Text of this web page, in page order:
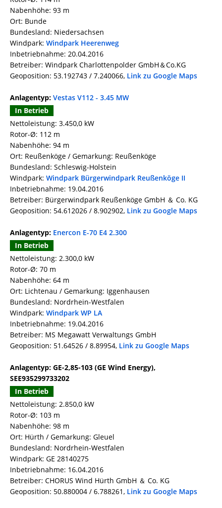
Nabenhöhe: 93 m
Ort: Bunde
Bundesland: Niedersachsen
Windpark: Windpark Heerenweg
Inbetriebnahme: 20.04.2016
Betreiber: Windpark Charlottenpolder GmbH＆Co.KG
Geoposition: 53.192743 / 7.240066, Link zu Google Maps
Anlagentyp: Vestas V112 - 3.45 MW
In Betrieb
Nettoleistung: 3.450,0 kW
Rotor-Ø: 112 m
Nabenhöhe: 94 m
Ort: Reußenköge / Gemarkung: Reußenköge
Bundesland: Schleswig-Holstein
Windpark: Windpark Bürgerwindpark Reußenköge II
Inbetriebnahme: 19.04.2016
Betreiber: Bürgerwindpark Reußenköge GmbH ＆ Co. KG
Geoposition: 54.612026 / 8.902902, Link zu Google Maps
Anlagentyp: Enercon E-70 E4 2.300
In Betrieb
Nettoleistung: 2.300,0 kW
Rotor-Ø: 70 m
Nabenhöhe: 64 m
Ort: Lichtenau / Gemarkung: Iggenhausen
Bundesland: Nordrhein-Westfalen
Windpark: Windpark WP LA
Inbetriebnahme: 19.04.2016
Betreiber: MS Megawatt Verwaltungs GmbH
Geoposition: 51.64526 / 8.89954, Link zu Google Maps
Anlagentyp: GE-2,85-103 (GE Wind Energy),
SEE935299733202
In Betrieb
Nettoleistung: 2.850,0 kW
Rotor-Ø: 103 m
Nabenhöhe: 98 m
Ort: Hürth / Gemarkung: Gleuel
Bundesland: Nordrhein-Westfalen
Windpark: GE 28140275
Inbetriebnahme: 16.04.2016
Betreiber: CHORUS Wind Hürth GmbH ＆ Co. KG
Geoposition: 50.880004 / 6.788261, Link zu Google Maps